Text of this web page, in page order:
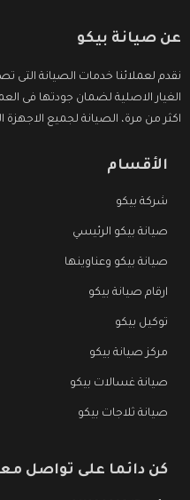
عن صيانة بيكو
نقدم لعملائنا خدمات الصيانة
الغيار الاصلية لضمان جودتها فى
اكثر من مرة، الصيانة لجميع
الأقسام
شركة بيكو
صيانة بيكو الرئيسي
صيانة بيكو وعناوينها
ارقام صيانة بيكو
توكيل بيكو
مركز صيانة بيكو
صيانة غسالات بيكو
صيانة ثلاجات بيكو
كن دائما على تواصل